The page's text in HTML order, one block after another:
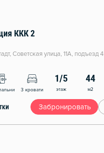
ККК 2
Советская улица, 11А, подъезд 4
3 кровати
1/5
этаж
44
м2
Забронировать